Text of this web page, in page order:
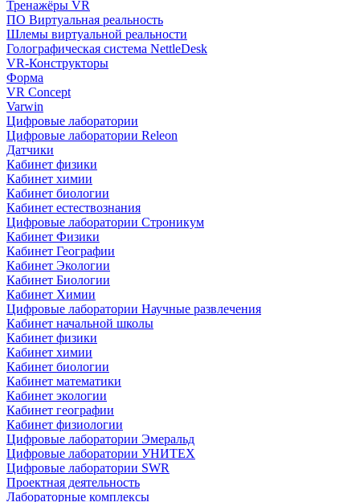
Тренажёры VR
ПО Виртуальная реальность
Шлемы виртуальной реальности
Голографическая система NettleDesk
VR-Конструкторы
Форма
VR Concept
Varwin
Цифровые лаборатории
Цифровые лаборатории Releon
Датчики
Кабинет физики
Кабинет химии
Кабинет биологии
Кабинет естествознания
Цифровые лаборатории Строникум
Кабинет Физики
Кабинет Географии
Кабинет Экологии
Кабинет Биологии
Кабинет Химии
Цифровые лаборатории Научные развлечения
Кабинет начальной школы
Кабинет физики
Кабинет химии
Кабинет биологии
Кабинет математики
Кабинет экологии
Кабинет географии
Кабинет физиологии
Цифровые лаборатории Эмеральд
Цифровые лаборатории УНИТЕХ
Цифровые лаборатории SWR
Проектная деятельность
Лабораторные комплексы